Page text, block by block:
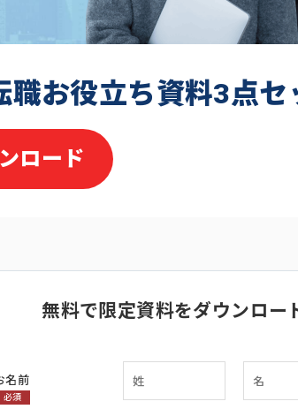
お役立ち資料3点セ
ロード
無料で限定資料をダウンロー
名前
必須